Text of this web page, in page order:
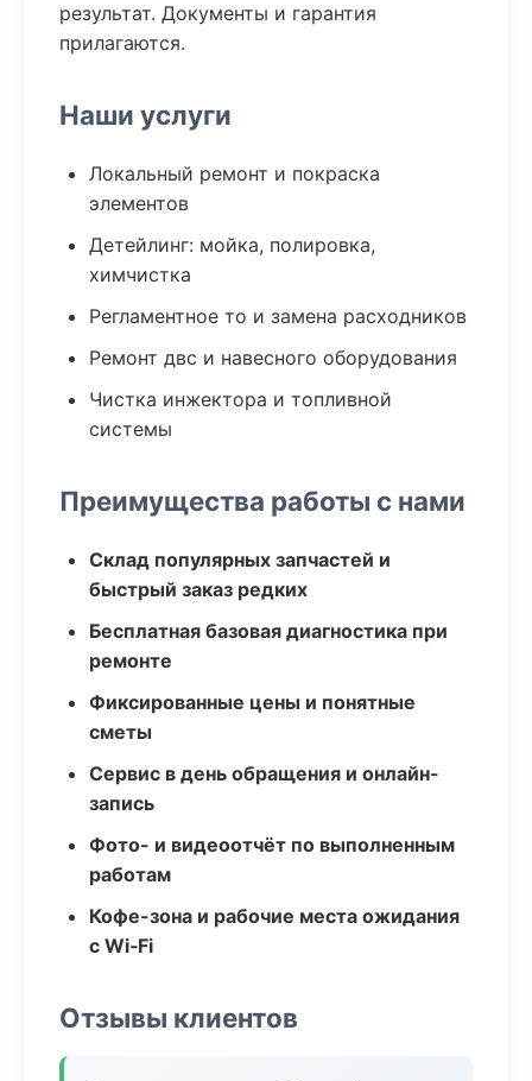
результат. Документы и гарантия
прилагаются.
Наши услуги
Локальный ремонт и покраска
элементов
Детейлинг: мойка, полировка,
химчистка
Регламентное то и замена расходников
Ремонт двс и навесного оборудования
Чистка инжектора и топливной
системы
Преимущества работы с нами
Склад популярных запчастей и
быстрый заказ редких
Бесплатная базовая диагностика при
ремонте
Фиксированные цены и понятные
сметы
Сервис в день обращения и онлайн-
запись
Фото- и видеоотчёт по выполненным
работам
Кофе-зона и рабочие места ожидания
с Wi‑Fi
Отзывы клиентов